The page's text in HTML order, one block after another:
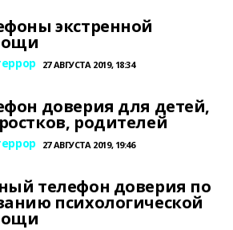
экстренной
27 АВГУСТА 2019, 18:34
доверия для детей,
родителей
27 АВГУСТА 2019, 19:46
телефон доверия по
психологической